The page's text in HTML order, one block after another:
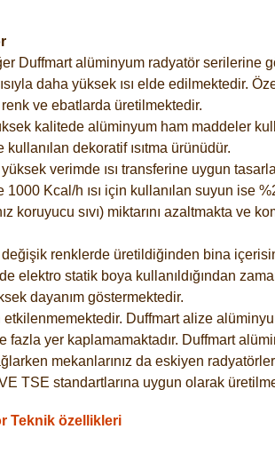
Duffmart alüminyum radyatör serilerine
daha yüksek ısı elde edilmektedir.
ve ebatlarda üretilmektedir.
kalitede alüminyum ham maddeler
dekoratif ısıtma ürünüdür.
verimde ısı transferine uygun
Kcal/h ısı için kullanılan suyun ise
koruyucu sıvı) miktarını azaltmakta
renklerde üretildiğinden bina
elektro statik boya kullanıldığından
dayanım göstermektedir.
Duffmart alize
fazla yer kaplamamaktadır. Duffmart
mekanlarınız da eskiyen
TSE standartlarına uygun olarak
Teknik özellikleri